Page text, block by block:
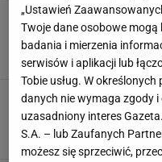
Szybkie i
Szybkie
PRZEKĄSKI
„Ustawień
Twoje dane osobowe
badania i mierzenia
serwisów i aplikacji lub
Tobie usług. W
danych nie wymaga zgody
uzasadniony interes
S.A. – lub Zaufanych
możesz się sprzeciwić,